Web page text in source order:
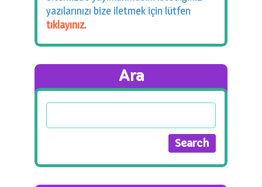
yazılarınızı bize iletmek için lütfen
tıklayınız.
Ara